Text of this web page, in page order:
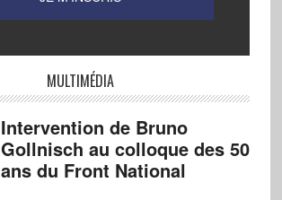
MULTIMÉDIA
Intervention de Bruno
Gollnisch au colloque des 50
ans du Front National